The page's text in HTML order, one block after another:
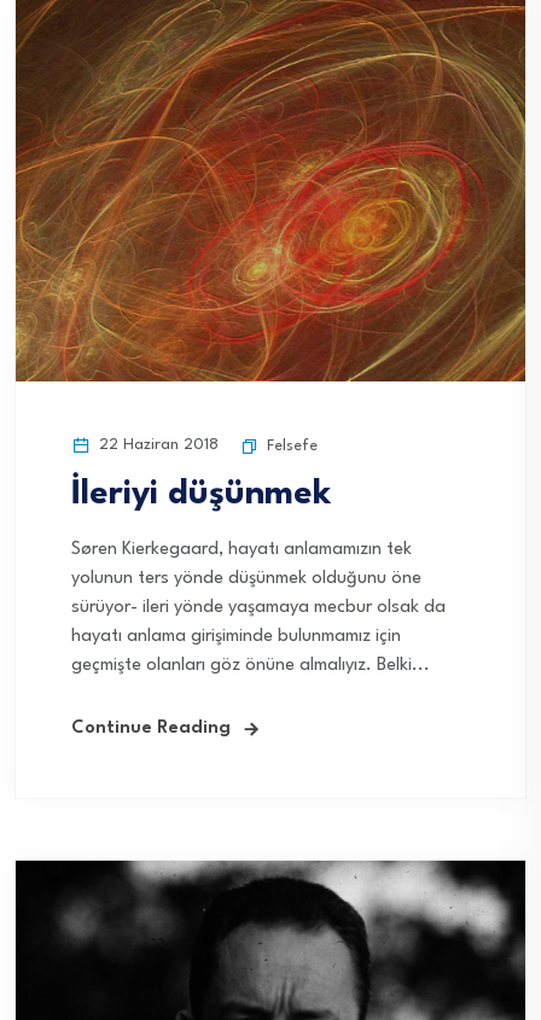
22 Haziran 2018 Felsefe
İleriyi düşünmek
Søren Kierkegaard, hayatı anlamamızın tek
yolunun ters yönde düşünmek olduğunu öne
sürüyor- ileri yönde yaşamaya mecbur olsak da
hayatı anlama girişiminde bulunmamız için
geçmişte olanları göz önüne almalıyız. Belki...
Continue Reading